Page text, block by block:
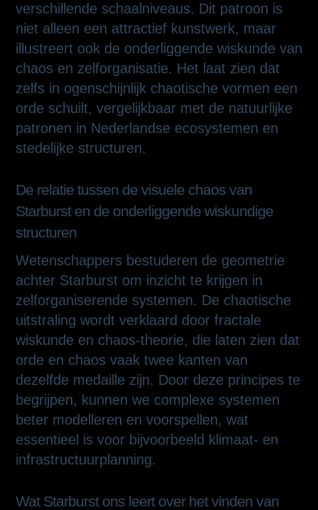
verschillende schaalniveaus. Dit patroon is
niet alleen een attractief kunstwerk, maar
illustreert ook de onderliggende wiskunde van
chaos en zelforganisatie. Het laat zien dat
zelfs in ogenschijnlijk chaotische vormen een
orde schuilt, vergelijkbaar met de natuurlijke
patronen in Nederlandse ecosystemen en
stedelijke structuren.
De relatie tussen de visuele chaos van
Starburst en de onderliggende wiskundige
structuren
Wetenschappers bestuderen de geometrie
achter Starburst om inzicht te krijgen in
zelforganiserende systemen. De chaotische
uitstraling wordt verklaard door fractale
wiskunde en chaos-theorie, die laten zien dat
orde en chaos vaak twee kanten van
dezelfde medaille zijn. Door deze principes te
begrijpen, kunnen we complexe systemen
beter modelleren en voorspellen, wat
essentieel is voor bijvoorbeeld klimaat- en
infrastructuurplanning.
Wat Starburst ons leert over het vinden van